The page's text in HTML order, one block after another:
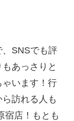
SNSでも評
あっさりと
ゃいます！行
訪れる人も
宿店！もとも